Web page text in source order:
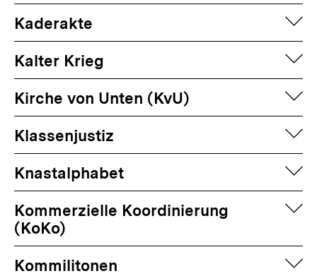
Kaderakte
Kalter Krieg
Kirche von Unten (KvU)
Klassenjustiz
Knastalphabet
Kommerzielle Koordinierung
(KoKo)
Kommilitonen